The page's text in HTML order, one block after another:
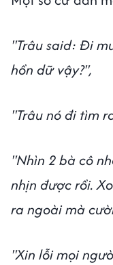
"Trâu said: Đi
hồn dữ vậy?",
"Trâu nó đi tìm
"Nhìn 2 bà cô
nhịn được rồi.
ra ngoài mà
"Xin lỗi mọi